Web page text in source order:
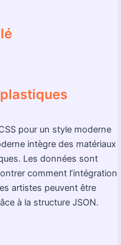
pour un style moderne
intègre des matériaux
Les données sont
comment l’intégration
artistes peuvent être
à la structure JSON.